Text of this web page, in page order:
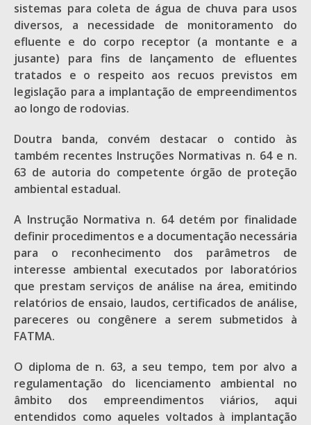
sistemas para coleta de água de chuva para usos
diversos, a necessidade de monitoramento do
efluente e do corpo receptor (a montante e a
jusante) para fins de lançamento de efluentes
tratados e o respeito aos recuos previstos em
legislação para a implantação de empreendimentos
ao longo de rodovias.
Doutra banda, convém destacar o contido às
também recentes Instruções Normativas n. 64 e n.
63 de autoria do competente órgão de proteção
ambiental estadual.
A Instrução Normativa n. 64 detém por finalidade
definir procedimentos e a documentação necessária
para o reconhecimento dos parâmetros de
interesse ambiental executados por laboratórios
que prestam serviços de análise na área, emitindo
relatórios de ensaio, laudos, certificados de análise,
pareceres ou congênere a serem submetidos à
FATMA.
O diploma de n. 63, a seu tempo, tem por alvo a
regulamentação do licenciamento ambiental no
âmbito dos empreendimentos viários, aqui
entendidos como aqueles voltados à implantação